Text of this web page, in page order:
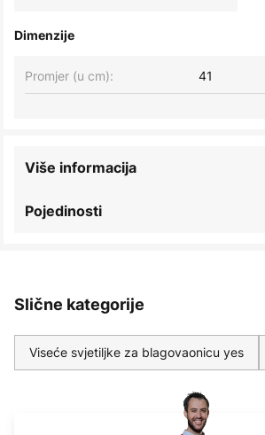
Dimenzije
Promjer (u cm): 41
Pojedinosti
Više informacija
Slične kategorije
Viseće svjetiljke za blagovaonicu yes